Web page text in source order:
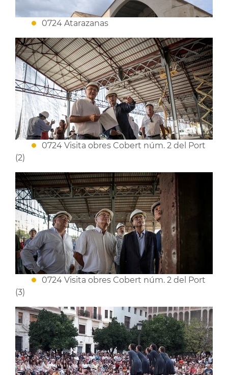
0724 Atarazanas
0724 Visita obres Cobert núm. 2 del Port
(2)
0724 Visita obres Cobert núm. 2 del Port
(3)